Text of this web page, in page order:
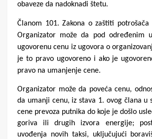
obaveze da nadoknadi štetu.
Članom 101. Zakona o zaštiti
Organizator može da pod određenim
ugovorenu cenu iz ugovora o
je to pravo ugovoreno i ako je
pravo na umanjenje cene.
Organizator može da poveća cenu,
da umanji cenu, iz stava 1. ovog člana u
cene prevoza putnika do koje je došlo
goriva ili drugih izvora energije;
uvođenja novih taksi, uključujući